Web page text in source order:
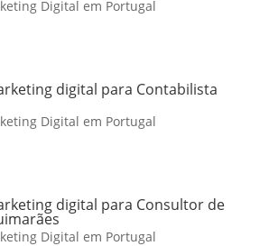
Digital em Portugal
digital para Contabilista
Digital em Portugal
digital para Consultor de
Digital em Portugal